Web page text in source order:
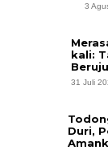
3
kali:
31 Juli
Duri,